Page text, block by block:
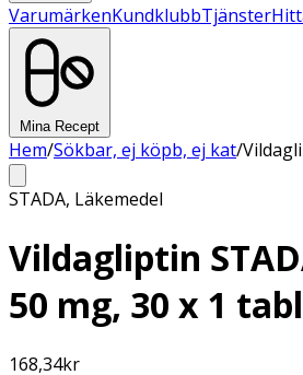
VarumärkenKundklubbTjänster
Mina Recept
Hem/Sökbar, ej köpb, ej kat/
STADA, Läkemedel
Vildagliptin
50 mg, 30 x 1
168,34kr